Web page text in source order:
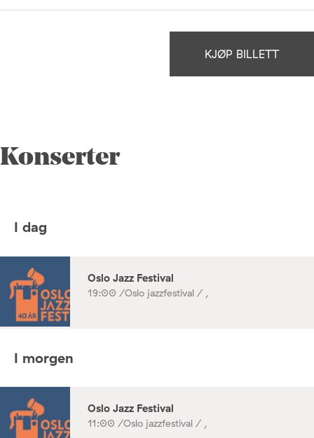
KJØP BILLETT
Konserter
I dag
Oslo Jazz Festival
19:00 /Oslo jazzfestival / ,
I morgen
Oslo Jazz Festival
11:00 /Oslo jazzfestival / ,